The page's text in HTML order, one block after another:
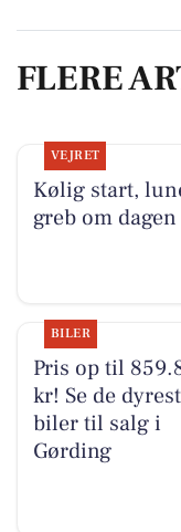
FLERE
VEJRET
Kølig start,
greb om dagen
BILER
Pris op til
kr! Se de
biler til salg i
Gørding